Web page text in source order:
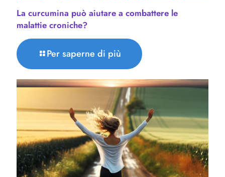
La curcumina può aiutare a combattere le
malattie croniche?
Per saperne di più